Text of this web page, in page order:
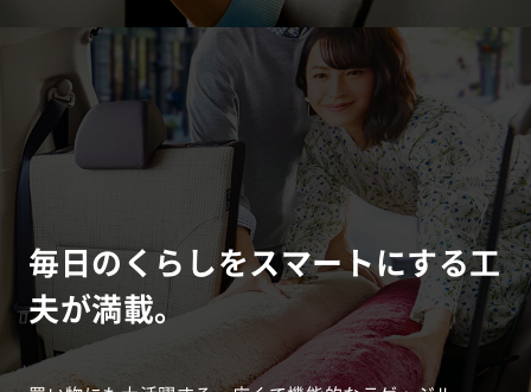
毎日のくらしをスマートにする工
夫が満載。